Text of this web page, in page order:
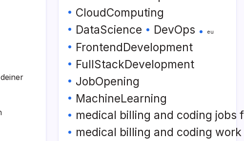
CloudComputing
DataScience
DevOps eu
FrontendDevelopment
FullStackDevelopment
JobOpening
MachineLearning
medical billing and coding jobs
medical billing and coding